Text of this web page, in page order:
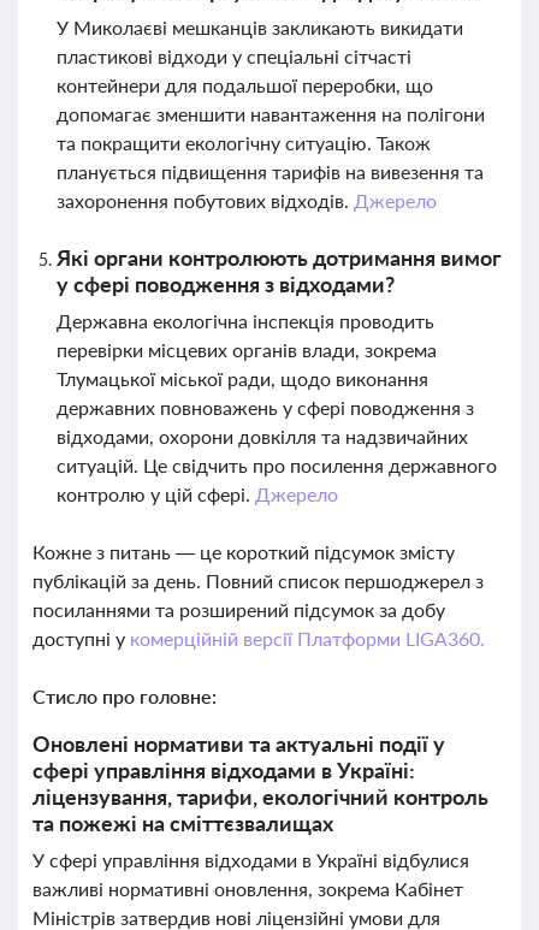
У Миколаєві мешканців закликають викидати
пластикові відходи у спеціальні сітчасті
контейнери для подальшої переробки, що
допомагає зменшити навантаження на полігони
та покращити екологічну ситуацію. Також
планується підвищення тарифів на вивезення та
захоронення побутових відходів. Джерело
Які органи контролюють дотримання вимог
у сфері поводження з відходами?
Державна екологічна інспекція проводить
перевірки місцевих органів влади, зокрема
Тлумацької міської ради, щодо виконання
державних повноважень у сфері поводження з
відходами, охорони довкілля та надзвичайних
ситуацій. Це свідчить про посилення державного
контролю у цій сфері. Джерело
Кожне з питань — це короткий підсумок змісту
публікацій за день. Повний список першоджерел з
посиланнями та розширений підсумок за добу
доступні у комерційній версії Платформи LIGA360.
Стисло про головне:
Оновлені нормативи та актуальні події у
сфері управління відходами в Україні:
ліцензування, тарифи, екологічний контроль
та пожежі на сміттєзвалищах
У сфері управління відходами в Україні відбулися
важливі нормативні оновлення, зокрема Кабінет
Міністрів затвердив нові ліцензійні умови для